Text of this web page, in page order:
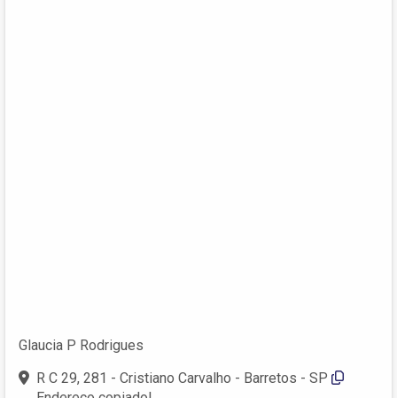
Glaucia P Rodrigues
R C 29, 281 - Cristiano Carvalho - Barretos - SP